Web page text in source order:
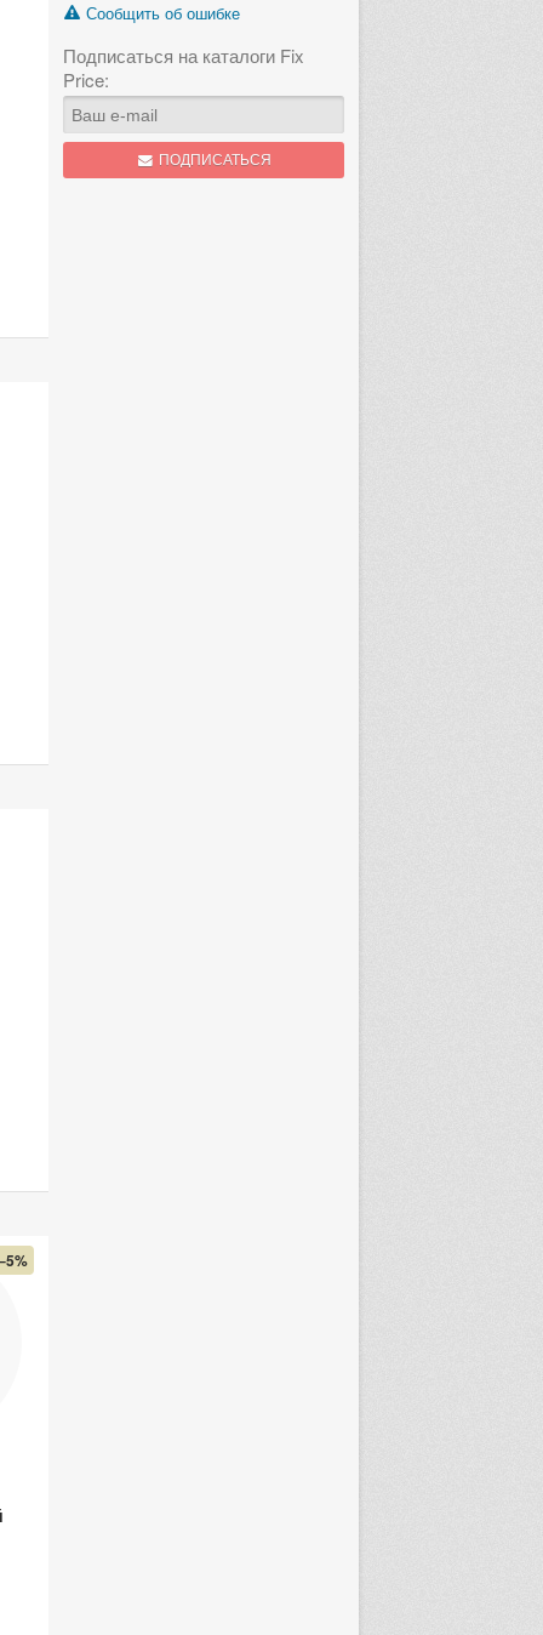
Сообщить об ошибке
Подписаться на каталоги Fix
Price:
ПОДПИСАТЬСЯ